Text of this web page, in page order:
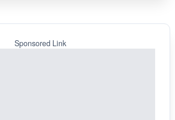
Sponsored Link